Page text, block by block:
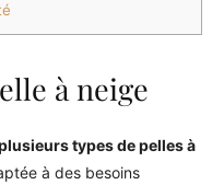
à neige
types de pelles à
à des besoins